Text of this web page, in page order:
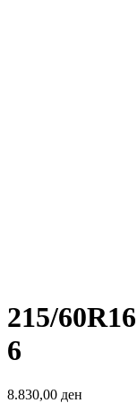
215/
6
8.830,00 ден